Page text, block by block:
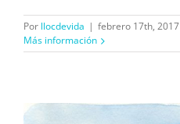
Por llocdevida | febrero 17th, 2017
Más información